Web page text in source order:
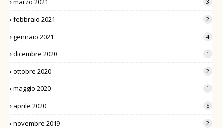
marzo 2021 3
febbraio 2021 2
gennaio 2021 4
dicembre 2020 1
ottobre 2020 2
maggio 2020 1
aprile 2020 5
novembre 2019 2